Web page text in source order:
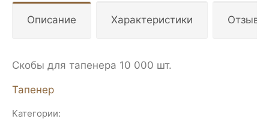
Описание Характеристики
Скобы для тапенера 10 000 шт.
Тапенер
Категории: